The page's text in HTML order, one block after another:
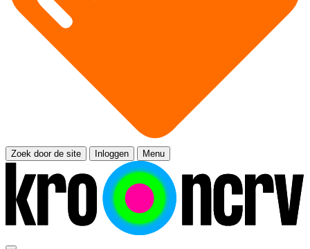
Zoek door de site Inloggen Menu